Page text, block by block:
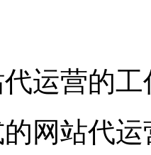
营的工
站代运